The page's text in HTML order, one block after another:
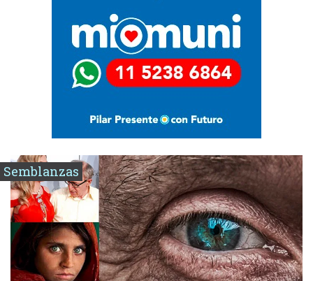
Semblanzas